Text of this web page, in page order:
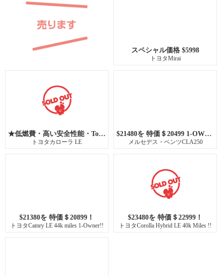
スペシャル価格 $5998
トヨタMirai
★低燃費・高い安全性能・Toyotaの信頼性を兼ね備えた2022年式Corolla★
トヨタカローラ LE
$21480を 特価＄20499 1-OWNER 31K !
メルセデス・ベンツCLA250
$21380を 特価＄20899！
トヨタCamry LE 44k miles 1-Owner!!
$23480を 特価＄22999！
トヨタCorolla Hybrid LE 40k Miles !!